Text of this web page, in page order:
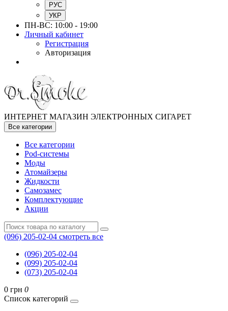
РУС
УКР
ПН-ВС: 10:00 - 19:00
Личный кабинет
Регистрация
Авторизация
ИНТЕРНЕТ МАГАЗИН ЭЛЕКТРОННЫХ СИГАРЕТ
Все категории
Все категории
Pod-системы
Моды
Атомайзеры
Жидкости
Самозамес
Комплектующие
Акции
(096) 205-02-04 смотреть все
(096) 205-02-04
(099) 205-02-04
(073) 205-02-04
0 грн 0
Список категорий